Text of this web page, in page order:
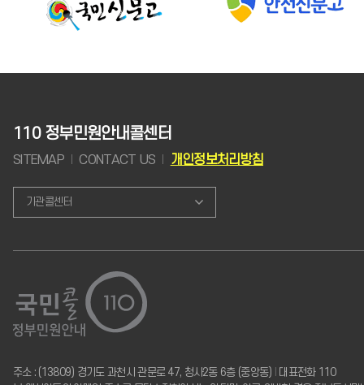
110 정부민원안내콜센터
SITEMAP CONTACT US 개인정보처리방침
기관콜센터
주소 : (13809) 경기도 과천시 관문로 47, 청사2동 6층 (중앙동)
대표전화 110